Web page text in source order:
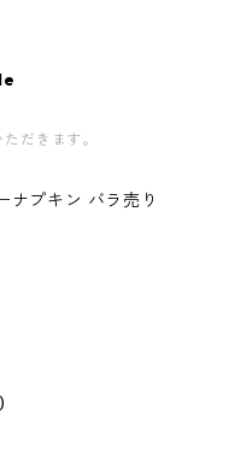
だきます。
プキン バラ売り